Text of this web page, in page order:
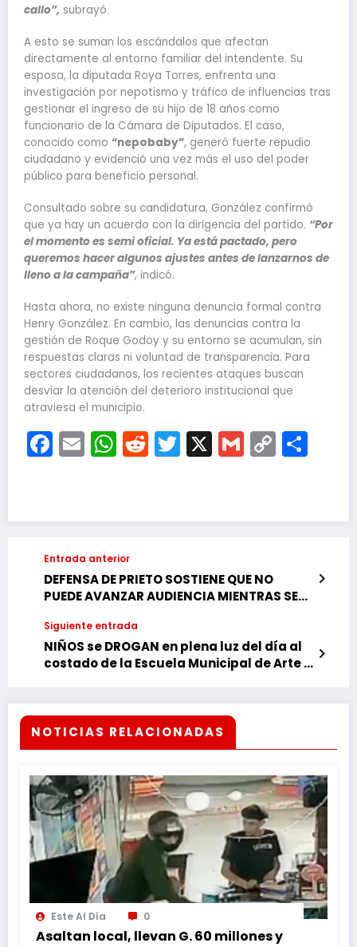
callo”, subrayó.
A esto se suman los escándalos que afectan
directamente al entorno familiar del intendente. Su
esposa, la diputada Roya Torres, enfrenta una
investigación por nepotismo y tráfico de influencias tras
gestionar el ingreso de su hijo de 18 años como
funcionario de la Cámara de Diputados. El caso,
conocido como “nepobaby”, generó fuerte repudio
ciudadano y evidenció una vez más el uso del poder
público para beneficio personal.
Consultado sobre su candidatura, González confirmó
que ya hay un acuerdo con la dirigencia del partido. “Por
el momento es semi oficial. Ya está pactado, pero
queremos hacer algunos ajustes antes de lanzarnos de
lleno a la campaña”, indicó.
Hasta ahora, no existe ninguna denuncia formal contra
Henry González. En cambio, las denuncias contra la
gestión de Roque Godoy y su entorno se acumulan, sin
respuestas claras ni voluntad de transparencia. Para
sectores ciudadanos, los recientes ataques buscan
desviar la atención del deterioro institucional que
atraviesa el municipio.
Facebook
EmailWhatsApp
Reddit
Twitter
X Gmail
Copy
Entrada anterior
DEFENSA DE PRIETO SOSTIENE QUE NO
PUEDE AVANZAR AUDIENCIA MIENTRAS SE
Siguiente entrada
NIÑOS se DROGAN en plena luz del día al
costado de la Escuela Municipal de Arte y
NOTICIAS RELACIONADAS
Este Al Día 0
Asaltan local, llevan G. 60 millones y